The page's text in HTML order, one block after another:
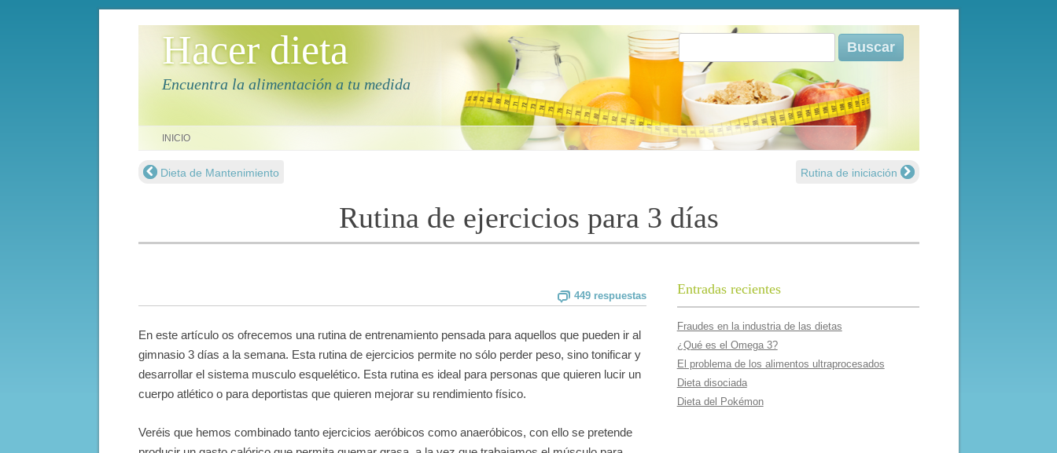
Hacer dieta
Encuentra la alimentación a tu medida
Buscar:
INICIO
Navegación de entradas
Dieta de Mantenimiento Rutina de iniciación
Rutina de ejercicios para 3 dí­as
449 respuestas
En este artículo os ofrecemos una rutina de entrenamiento pensada para aquellos que pueden ir al
gimnasio 3 días a la semana. Esta rutina de ejercicios permite no sólo perder peso, sino tonificar y
desarrollar el sistema musculo esquelético. Esta rutina es ideal para personas que quieren lucir un
cuerpo atlético o para deportistas que quieren mejorar su rendimiento físico.
Veréis que hemos combinado tanto ejercicios aeróbicos como anaeróbicos, con ello se pretende
Entradas recientes
Fraudes en la industria de las dietas
¿Qué es el Omega 3?
El problema de los alimentos ultraprocesados
Dieta disociada
Dieta del Pokémon